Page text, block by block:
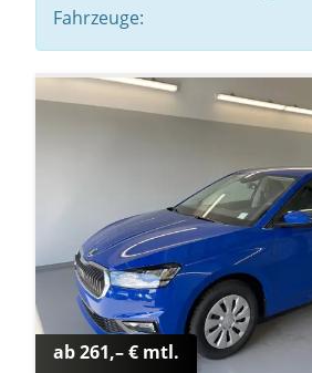
Fahrzeuge:
ab 261,– € mtl.